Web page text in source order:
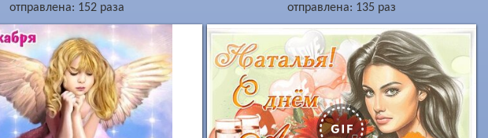
отправлена: 152 раза
отправлена: 135 раз